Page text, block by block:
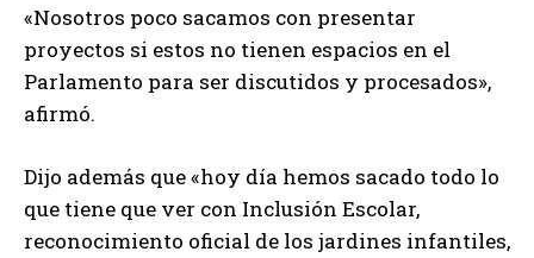
«Nosotros poco sacamos con presentar
proyectos si estos no tienen espacios en el
Parlamento para ser discutidos y procesados»,
afirmó.
Dijo además que «hoy día hemos sacado todo lo
que tiene que ver con Inclusión Escolar,
reconocimiento oficial de los jardines infantiles,